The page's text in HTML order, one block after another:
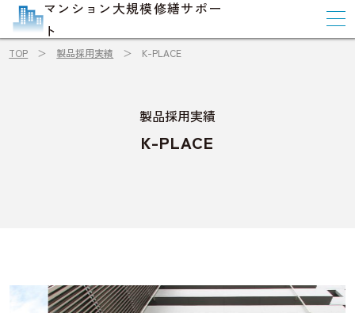
マンション大規模修繕サポー
ト
TOP 製品採用実績 K-PLACE
製品採用実績
K-PLACE